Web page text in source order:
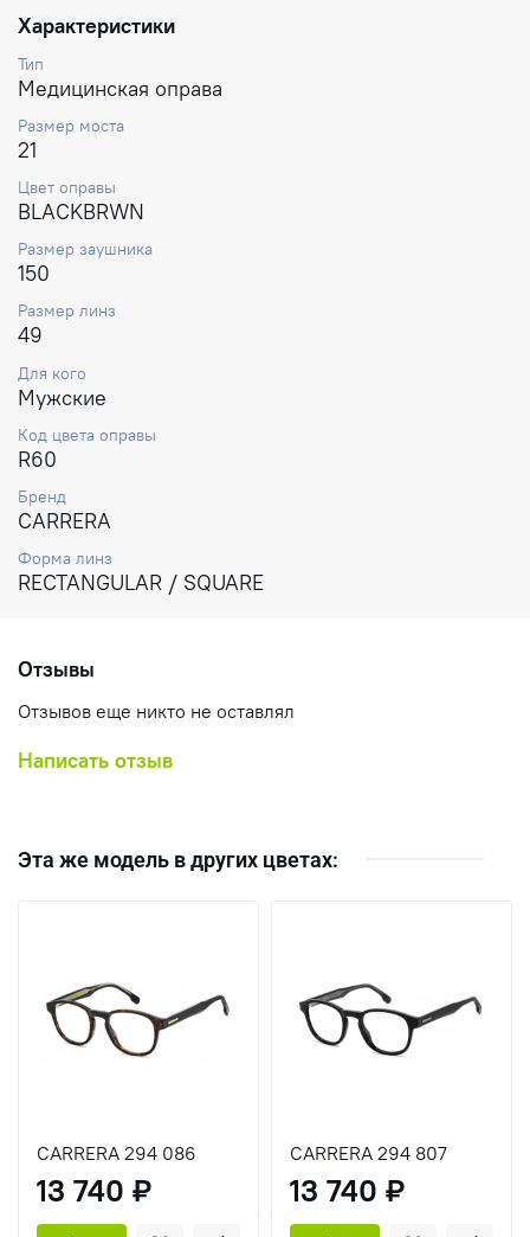
сдержанный, но безошибочно узнаваемый бренд
Carrera.
Характеристики
Тип
Медицинская оправа
Размер моста
21
Цвет оправы
BLACKBRWN
Размер заушника
150
Размер линз
49
Для кого
Мужские
Код цвета оправы
R60
Бренд
CARRERA
Форма линз
RECTANGULAR / SQUARE
Отзывы
Отзывов еще никто не оставлял
Написать отзыв
Эта же модель в других цветах:
CARRERA 294 086
13 740 ₽
CARRERA 294 807
13 740 ₽